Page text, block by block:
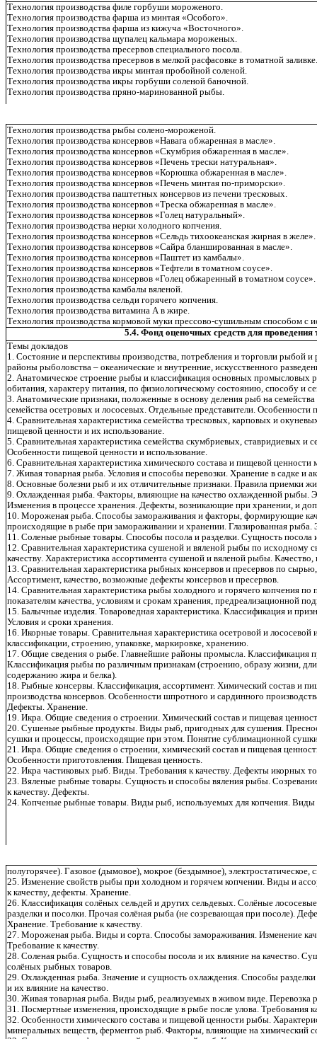
Технология производства филе горбуши мороженого.
Технология производства фарша из минтая «Особого».
Технология производства фарша из кижуча «Восточного».
Технология производства щупалец кальмара мороженых.
Технология производства пресервов специального посола.
Технология производства пресервов в мелкой расфасовке в томатной заливке.
Технология производства икры минтая пробойной соленой.
Технология производства икры горбуши соленой баночной.
Технология производства пряно-маринованной рыбы.
Технология производства рыбы солено-мороженой.
Технология производства консервов «Навага обжаренная в масле».
Технология производства консервов «Скумбрия обжаренная в масле».
Технология производства консервов «Печень трески натуральная».
Технология производства консервов «Корюшка обжаренная в масле».
Технология производства консервов «Печень минтая по-приморски».
Технология производства паштетных консервов из печени тресковых.
Технология производства консервов «Треска обжаренная в масле».
Технология производства консервов «Голец натуральный».
Технология производства нерки холодного копчения.
Технология производства консервов «Сельдь тихоокеанская жирная в желе».
Технология производства консервов «Сайра бланшированная в масле».
Технология производства консервов «Паштет из камбалы».
Технология производства консервов «Тефтели в томатном соусе».
Технология производства консервов «Голец обжаренный в томатном соусе».
Технология производства камбалы вяленой.
Технология производства сельди горячего копчения.
Технология производства витамина А в жире.
Технология производства кормовой муки прессово-сушильным способом с
Темы докладов
1. Состояние и перспективы производства, потребления и торговли
районы рыболовства – океанические и внутренние, искусственного
2. Анатомическое строение рыбы и классификация основных промысловых
обитания, характеру питания, по физиологическому состоянию, способу и
3. Анатомические признаки, положенные в основу деления рыб на
семейства осетровых и лососевых. Отдельные представители. Особенности
4. Сравнительная характеристика семейства тресковых, карповых и
пищевой ценности и их использование.
5. Сравнительная характеристика семейства скумбриевых, ставридиевых и
Особенности пищевой ценности и использование.
6. Сравнительная характеристика химического состава и пищевой
7. Живая товарная рыба. Условия и способы перевозки. Хранение в садке и
8. Основные болезни рыб и их отличительные признаки. Правила приемки
9. Охлажденная рыба. Факторы, влияющие на качество охлажденной рыбы.
Изменения в процессе хранения. Дефекты, возникающие при хранении, и
10. Мороженая рыба. Способы замораживания и факторы, формирующие
происходящие в рыбе при замораживании и хранении. Глазированная рыба.
11. Соленые рыбные товары. Способы посола и разделки. Сущность посола
12. Сравнительная характеристика сушеной и вяленой рыбы по исходному
качеству. Характеристика ассортимента сушеной и вяленой рыбы.
13. Сравнительная характеристика рыбных консервов и пресервов по
Ассортимент, качество, возможные дефекты консервов и пресервов.
14. Сравнительная характеристика рыбы холодного и горячего копчения
показателям качества, условиям и срокам хранения, предреализационной
15. Балычные изделия. Товароведная характеристика. Классификация и
Условия и сроки хранения.
16. Икорные товары. Сравнительная характеристика осетровой и
классификации, строению, упаковке, маркировке, хранению.
17. Общие сведения о рыбе. Главнейшие районы промысла. Классификация
Классификация рыбы по различным признакам (строению, образу жизни,
содержанию жира и белка).
18. Рыбные консервы. Классификация, ассортимент. Химический состав и
производства консервов. Особенности шпротного и сардинного
Дефекты. Хранение.
19. Икра. Общие сведения о строении. Химический состав и пищевая
20. Сушеные рыбные продукты. Виды рыб, пригодных для сушения.
сушки и процессы, происходящие при этом. Понятие сублимационной
21. Икра. Общие сведения о строении, химический состав и пищевая
Особенности приготовления. Пищевая ценность.
22. Икра частиковых рыб. Виды. Требования к качеству. Дефекты икорных
23. Вяленые рыбные товары. Сущность и способы вяления рыбы.
к качеству. Дефекты.
24. Копченые рыбные товары. Виды рыб, используемых для копчения. Виды
5.4. Фонд оценочных средств для проведения
полугорячее). Газовое (дымовое), мокрое (бездымное), электростатическое,
25. Изменение свойств рыбы при холодном и горячем копчении. Виды и
к качеству, дефекты. Хранение.
26. Классификация солёных сельдей и других сельдевых. Солёные
разделки и посолки. Прочая солёная рыба (не созревающая при посоле).
Хранение. Требование к качеству.
27. Мороженая рыба. Виды и сорта. Способы замораживания. Изменение
Требование к качеству.
28. Соленая рыба. Сущность и способы посола и их влияние на качество.
солёных рыбных товаров.
29. Охлажденная рыба. Значение и сущность охлаждения. Способы
и их влияние на качество.
30. Живая товарная рыба. Виды рыб, реализуемых в живом виде. Перевозка
31. Посмертные изменения, происходящие в рыбе после улова. Требования
32. Особенности химического состава и пищевой ценности рыбы.
минеральных веществ, ферментов рыб. Факторы, влияющие на химический